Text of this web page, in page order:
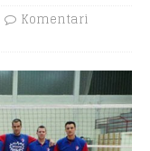
Komentari